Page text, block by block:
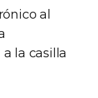
al
la casilla